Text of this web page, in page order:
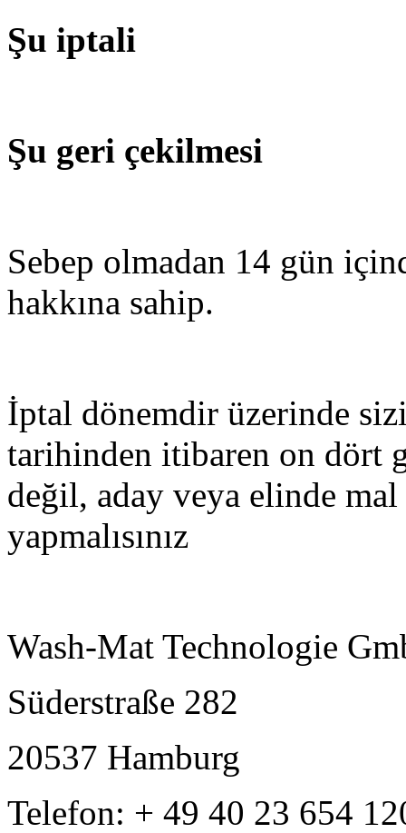
Şu iptali
Şu geri çekilmesi
Sebep olmadan 14 gün
hakkına sahip.
İptal dönemdir üzerinde
tarihinden itibaren on dört
değil, aday veya elinde
yapmalısınız
Wash-Mat Technologie
Süderstraße 282
20537 Hamburg
Telefon: + 49 40 23 654